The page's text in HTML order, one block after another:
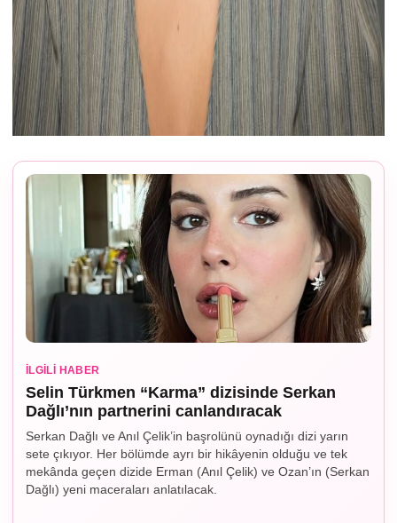
İLGILI HABER
Selin Türkmen “Karma” dizisinde Serkan
Dağlı’nın partnerini canlandıracak
Serkan Dağlı ve Anıl Çelik’in başrolünü oynadığı dizi yarın
sete çıkıyor. Her bölümde ayrı bir hikâyenin olduğu ve tek
mekânda geçen dizide Erman (Anıl Çelik) ve Ozan’ın (Serkan
Dağlı) yeni maceraları anlatılacak.